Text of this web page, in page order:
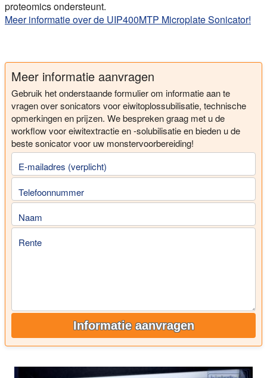
proteomics ondersteunt.
Meer informatie over de UIP400MTP Microplate Sonicator!
Meer informatie aanvragen
Gebruik het onderstaande formulier om informatie aan te
vragen over sonicators voor eiwitoplossubilisatie, technische
opmerkingen en prijzen. We bespreken graag met u de
workflow voor eiwitextractie en -solubilisatie en bieden u de
beste sonicator voor uw monstervoorbereiding!
E-mailadres (verplicht)
Telefoonnummer
Naam
Rente
Informatie aanvragen